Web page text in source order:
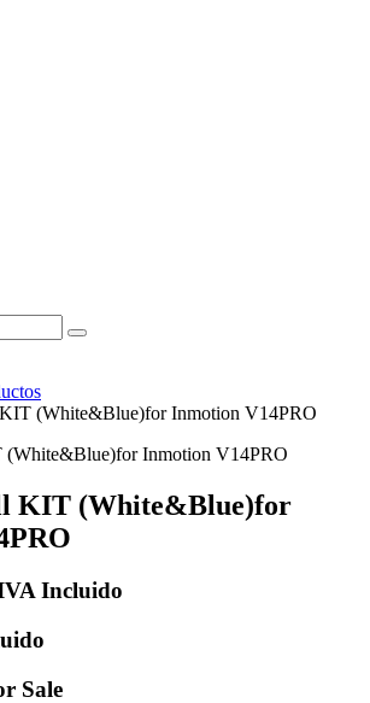
(White&Blue)for Inmotion V14PRO
KIT (White&Blue)for
Incluido
Sale